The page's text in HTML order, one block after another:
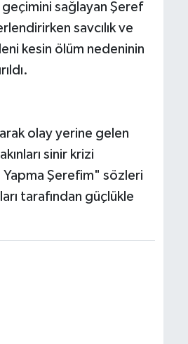
geçimini sağlayan Şeref
savcılık ve
kesin ölüm nedeninin
olay yerine gelen
sinir krizi
Şerefim" sözleri
tarafından güçlükle